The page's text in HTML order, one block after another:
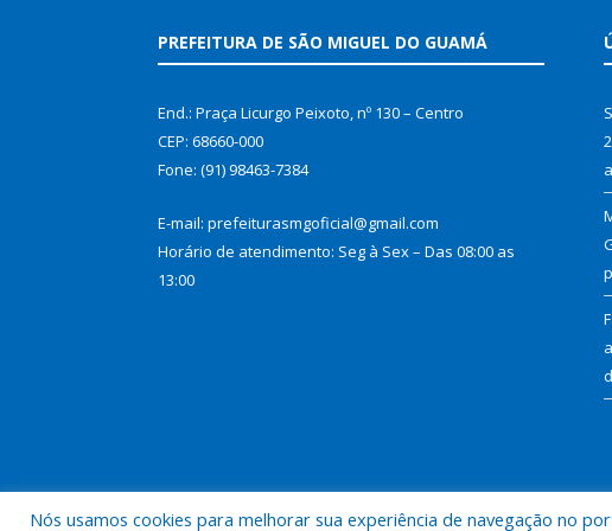
PREFEITURA DE SÃO MIGUEL DO GUAMÁ
End.: Praça Licurgo Peixoto, nº 130 – Centro
CEP: 68660-000
Fone: (91) 98463-7384
E-mail: prefeiturasmgoficial@gmail.com
Horário de atendimento: Seg à Sex – Das 08:00 as
13:00
Nós usamos cookies para melhorar sua experiência de navegação no